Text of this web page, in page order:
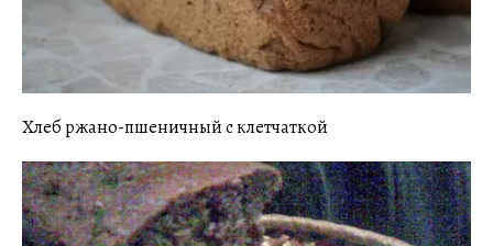
Хлеб ржано-пшеничный с клетчаткой